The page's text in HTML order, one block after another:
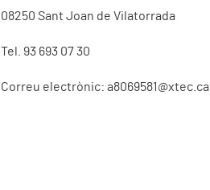
08250 Sant Joan de Vilatorrada
Tel. 93 693 07 30
Correu electrònic: